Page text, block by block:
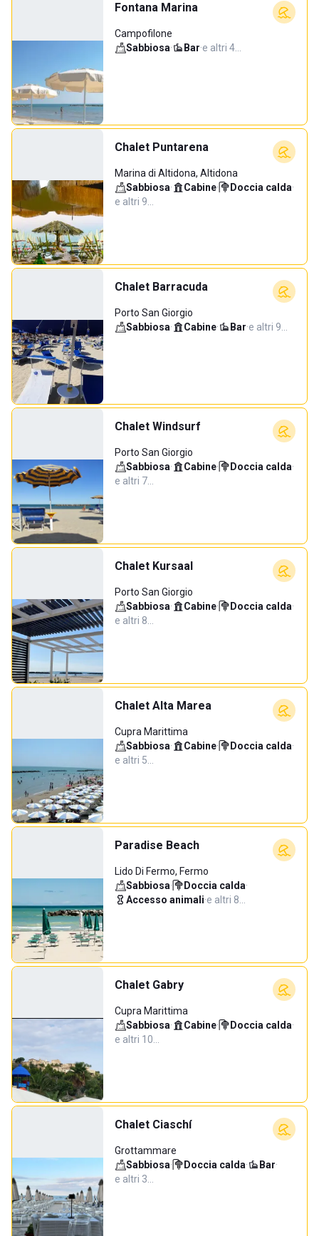
Fontana Marina
Campofilone
Sabbiosa· Bar·e altri 4…
Chalet Puntarena
Marina di Altidona, Altidona
Sabbiosa· Cabine· Doccia calda·
e altri 9…
Chalet Barracuda
Porto San Giorgio
Sabbiosa· Cabine· Bar·e altri 9…
Chalet Windsurf
Porto San Giorgio
Sabbiosa· Cabine· Doccia calda·
e altri 7…
Chalet Kursaal
Porto San Giorgio
Sabbiosa· Cabine· Doccia calda·
e altri 8…
Chalet Alta Marea
Cupra Marittima
Sabbiosa· Cabine· Doccia calda·
e altri 5…
Paradise Beach
Lido Di Fermo, Fermo
Sabbiosa· Doccia calda·
Accesso animali·e altri 8…
Chalet Gabry
Cupra Marittima
Sabbiosa· Cabine· Doccia calda·
e altri 10…
Chalet Ciaschí
Grottammare
Sabbiosa· Doccia calda· Bar·
e altri 3…